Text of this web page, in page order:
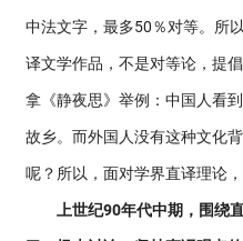
中法文字，最多50％对等。所
译文学作品，不是对等论，提
拿《静夜思》举例：中国人看
故乡。而外国人没有这种文化
呢？所以，面对学界直译理论，
上世纪90年代中期，围绕